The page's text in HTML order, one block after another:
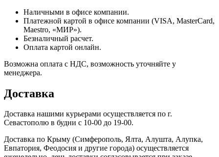
Наличными в офисе компании.
Платежной картой в офисе компании (VISA, MasterCard,
Maestro, «МИР»).
Безналичный расчет.
Оплата картой онлайн.
Возможна оплата с НДС, возможность уточняйте у
менеджера.
Доставка
Доставка нашими курьерами осуществляется по г.
Севастополю в будни с 10-00 до 19-00.
Доставка по Крыму (Симферополь, Ялта, Алушта, Алупка,
Евпатория, Феодосия и другие города) осуществляется